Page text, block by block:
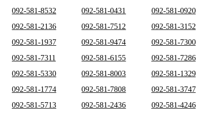
092-581-8532
092-581-0431
092-581-0920
092-581-2136
092-581-7512
092-581-3152
092-581-1937
092-581-9474
092-581-7300
092-581-7311
092-581-6155
092-581-7286
092-581-5330
092-581-8003
092-581-1329
092-581-1774
092-581-7808
092-581-3747
092-581-5713
092-581-2436
092-581-4246